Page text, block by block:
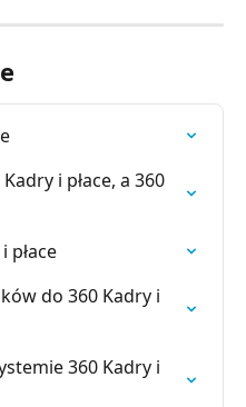
i płace, a 360
płace
do 360 Kadry i
360 Kadry i